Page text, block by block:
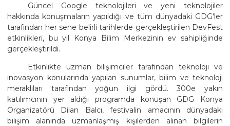
Güncel Google teknolojileri ve yeni teknolojiler
hakkında konuşmaların yapıldığı ve tüm dünyadaki GDG'ler
tarafından her sene belirli tarihlerde gerçekleştirilen DevFest
etkinlikleri, bu yıl Konya Bilim Merkezinin ev sahipliğinde
gerçekleştirildi.
Etkinlikte uzman bilişimciler tarafından teknoloji ve
inovasyon konularında yapılan sunumlar, bilim ve teknoloji
meraklıları tarafından yoğun ilgi gördü. 300e yakın
katılımcının yer aldığı programda konuşan GDG Konya
Organizatörü Dilan Balcı, festivalin amacının dünyadaki
bilişim alanında uzmanlaşmış kişilerden alınan bilgilerin